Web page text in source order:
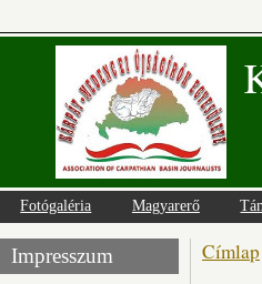
Fotógaléria Magyarerő
Impresszum Címlap